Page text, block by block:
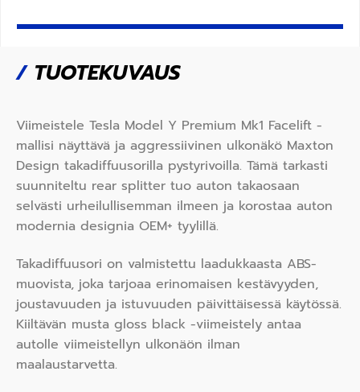
/TUOTEKUVAUS
Viimeistele Tesla Model Y Premium Mk1 Facelift -
mallisi näyttävä ja aggressiivinen ulkonäkö Maxton
Design takadiffuusorilla pystyrivoilla. Tämä tarkasti
suunniteltu rear splitter tuo auton takaosaan
selvästi urheilullisemman ilmeen ja korostaa auton
modernia designia OEM+ tyylillä.
Takadiffuusori on valmistettu laadukkaasta ABS-
muovista, joka tarjoaa erinomaisen kestävyyden,
joustavuuden ja istuvuuden päivittäisessä käytössä.
Kiiltävän musta gloss black -viimeistely antaa
autolle viimeistellyn ulkonäön ilman
maalaustarvetta.